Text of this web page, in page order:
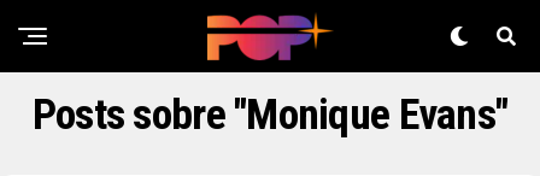
Posts sobre "Monique Evans"